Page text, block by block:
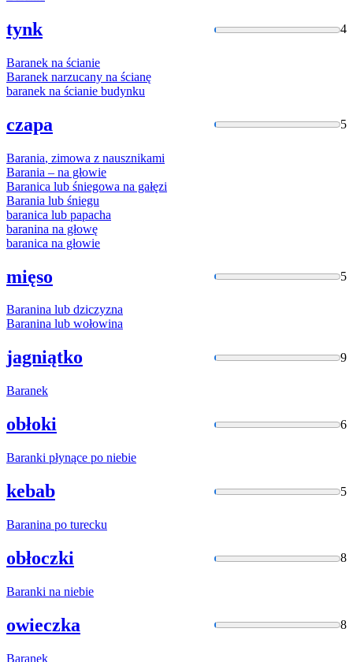
tynk 4
Baranek na ścianie
Baranek narzucany na ścianę
baranek na ścianie budynku
czapa 5
Barania, zimowa z nausznikami
Barania – na głowie
Baranica lub śniegowa na gałęzi
Barania lub śniegu
baranica lub papacha
baranina na głowę
baranica na głowie
mięso 5
Baranina lub dziczyzna
Baranina lub wołowina
jagniątko 9
Baranek
obłoki 6
Baranki płynące po niebie
kebab 5
Baranina po turecku
obłoczki 8
Baranki na niebie
owieczka 8
Baranek